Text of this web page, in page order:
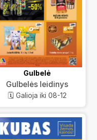
Gulbelė
Gulbelės leidinys
🗓️ Galioja iki 08-12